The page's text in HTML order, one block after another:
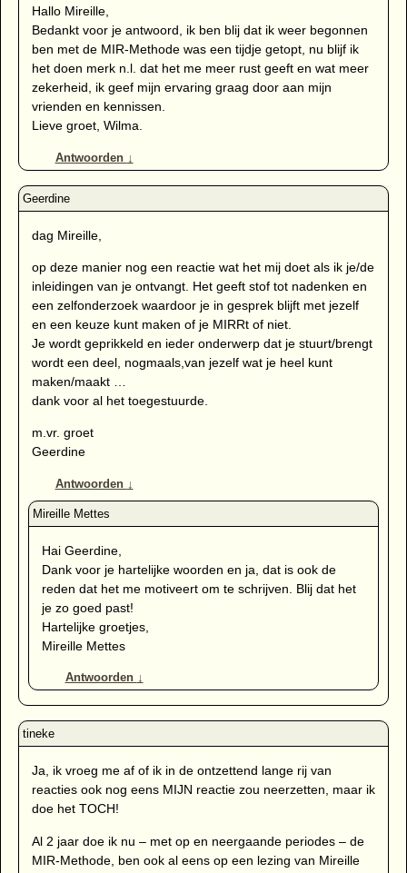
Hallo Mireille,
Bedankt voor je antwoord, ik ben blij dat ik weer begonnen
ben met de MIR-Methode was een tijdje getopt, nu blijf ik
het doen merk n.l. dat het me meer rust geeft en wat meer
zekerheid, ik geef mijn ervaring graag door aan mijn
vrienden en kennissen.
Lieve groet, Wilma.
Antwoorden ↓
dag Mireille,
op deze manier nog een reactie wat het mij doet als ik je/de
inleidingen van je ontvangt. Het geeft stof tot nadenken en
een zelfonderzoek waardoor je in gesprek blijft met jezelf
en een keuze kunt maken of je MIRRt of niet.
Je wordt geprikkeld en ieder onderwerp dat je stuurt/brengt
wordt een deel, nogmaals,van jezelf wat je heel kunt
maken/maakt …
dank voor al het toegestuurde.
m.vr. groet
Geerdine
Antwoorden ↓
Hai Geerdine,
Dank voor je hartelijke woorden en ja, dat is ook de
reden dat het me motiveert om te schrijven. Blij dat het
je zo goed past!
Hartelijke groetjes,
Mireille Mettes
Antwoorden ↓
Ja, ik vroeg me af of ik in de ontzettend lange rij van
reacties ook nog eens MIJN reactie zou neerzetten, maar ik
doe het TOCH!
Al 2 jaar doe ik nu – met op en neergaande periodes – de
MIR-Methode, ben ook al eens op een lezing van Mireille